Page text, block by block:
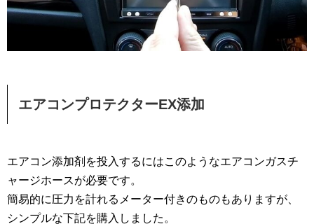
エアコンプロテクターEX添加
エアコン添加剤を投入するにはこのようなエアコンガスチ
ャージホースが必要です。
簡易的に圧力を計れるメーター付きのものもありますが、
シンプルな下記を購入しました。